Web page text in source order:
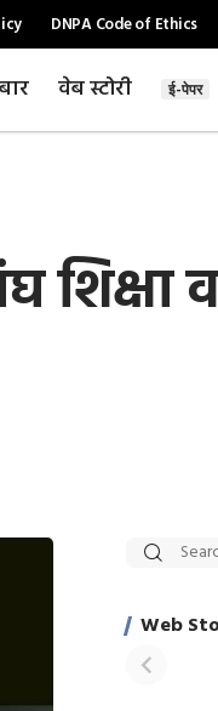
DNPA Code of Ethics
वेब स्टोरी ई-पेपर
Web
साहिल